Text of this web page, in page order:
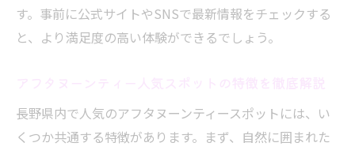
アフタヌーンティーの癒やし空間で心満た
される
現代風アフタヌーンティーのトレンドを解
説
す。事前に公式サイトやSNSで最新情報をチェックする
と、より満足度の高い体験ができるでしょう。
長野県内で人気のアフタヌーンティースポットには、い
くつか共通する特徴があります。まず、自然に囲まれた